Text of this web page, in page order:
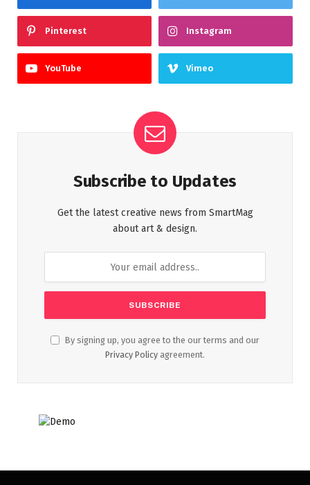
Pinterest Instagram
YouTube Vimeo
Subscribe to Updates
Get the latest creative news from SmartMag
about art & design.
By signing up, you agree to the our terms and our
Privacy Policy agreement.